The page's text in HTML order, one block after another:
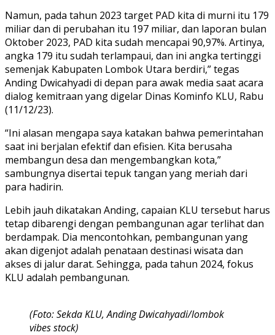
Namun, pada tahun 2023 target PAD kita di murni itu 179
miliar dan di perubahan itu 197 miliar, dan laporan bulan
Oktober 2023, PAD kita sudah mencapai 90,97%. Artinya,
angka 179 itu sudah terlampaui, dan ini angka tertinggi
semenjak Kabupaten Lombok Utara berdiri,” tegas
Anding Dwicahyadi di depan para awak media saat acara
dialog kemitraan yang digelar Dinas Kominfo KLU, Rabu
(11/12/23).
“Ini alasan mengapa saya katakan bahwa pemerintahan
saat ini berjalan efektif dan efisien. Kita berusaha
membangun desa dan mengembangkan kota,”
sambungnya disertai tepuk tangan yang meriah dari
para hadirin.
Lebih jauh dikatakan Anding, capaian KLU tersebut harus
tetap dibarengi dengan pembangunan agar terlihat dan
berdampak. Dia mencontohkan, pembangunan yang
akan digenjot adalah penataan destinasi wisata dan
akses di jalur darat. Sehingga, pada tahun 2024, fokus
KLU adalah pembangunan.
(Foto: Sekda KLU, Anding Dwicahyadi/lombok
vibes stock)